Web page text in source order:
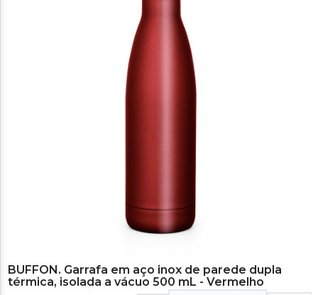
BUFFON. Garrafa em aço inox de parede dupla
térmica, isolada a vácuo 500 mL - Vermelho